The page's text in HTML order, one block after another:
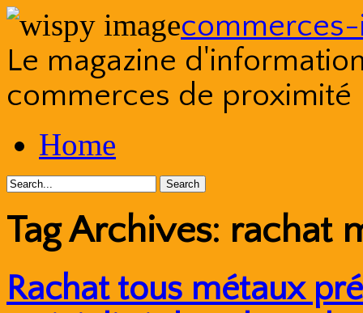
Le magazine
commerces de proximité
to
contentHome
Tag Archives: rachat
Rachat tous métaux